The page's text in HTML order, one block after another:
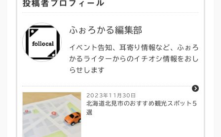
投稿者プロフィール
ふぉろかる編集部
イベント告知、耳寄り情報など、ふぉろ
かるライターからのイチオシ情報をおし
らせします
2023年11月30日
北海道北見市のおすすめ観光スポット5
選